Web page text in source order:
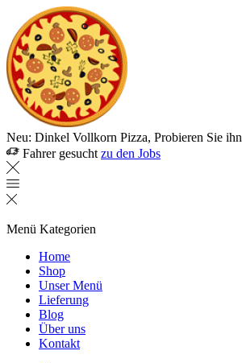
Neu: Dinkel Vollkorn Pizza, Probieren Sie ihn
Fahrer gesucht zu den Jobs
Menü Kategorien
Home
Shop
Unser Menü
Lieferung
Blog
Über uns
Kontakt